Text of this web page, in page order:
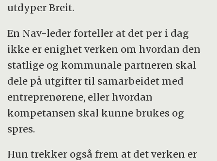
utdyper Breit.
En Nav-leder forteller at det per i dag
ikke er enighet verken om hvordan den
statlige og kommunale partneren skal
dele på utgifter til samarbeidet med
entreprenørene, eller hvordan
kompetansen skal kunne brukes og
spres.
Hun trekker også frem at det verken er